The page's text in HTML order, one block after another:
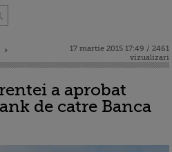
17 martie 2015 17:49 / 2461
vizualizari
a aprobat
de catre Banca